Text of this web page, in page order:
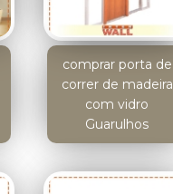
comprar porta de
correr de madeira
com vidro
Guarulhos